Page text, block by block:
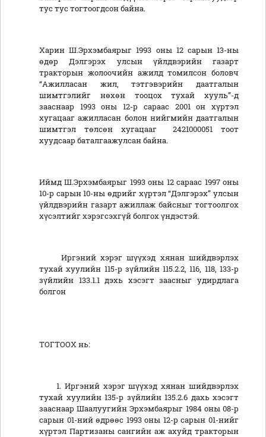
тус тус тогтоогдсон байна.
Харин Ш.Эрхэмбаярыг 1993 оны 12 сарын 13-ны
өдөр Дэлгэрэх улсын үйлдвэрийн газарт
тракторын жолоочийн ажилд томилсон боловч
“Ажилласан жил, тэтгэвэрийн даатгалын
шимтгэлийг нөхөн тооцох тухай хууль”-д
зааснаар 1993 оны 12-р сараас 2001 он хүртэл
хугацааг ажилласан болон нийгмийн даатгалын
шимтгэл төлсөн хугацааг 2421000051 тоот
хуудсаар баталгаажулсан байна.
Иймд Ш.Эрхэмбаярыг 1993 оны 12 сараас 1997 оны
10-р сарын 10-ны өдрийг хүртэл “Дэлгэрэх” улсын
үйлдвэрийн газарт ажиллаж байсныг тогтоолгох
хүсэлтийг хэрэгсэхгүй болгох үндэстэй.
Иргэний хэрэг шүүхэд хянан шийдвэрлэх
тухай хуулийн 115-р зүйлийн 115.2.2, 116, 118, 133-р
зүйлийн 133.1.1 дэхь хэсэгт заасныг удирдлага
болгон
ТОГТООХ нь:
1. Иргэний хэрэг шүүхэд хянан шийдвэрлэх
тухай хуулийн 135-р зүйлийн 135.2.6 дахь хэсэгт
зааснаар Шаалуугийн Эрхэмбаярыг 1984 оны 08-р
сарын 01-ний өдрөөс 1993 оны 12-р сарын 01-нийг
хүртэл Партизаны сангийн аж ахуйд тракторын